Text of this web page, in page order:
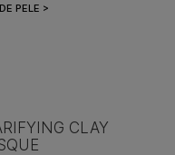
PELE >
CLAY